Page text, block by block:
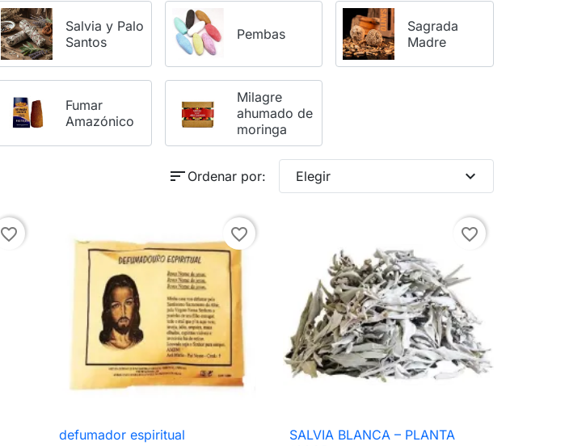
Salvia y Palo
Santos
Pembas
Sagrada
Madre
Fumar
Amazónico
Milagre
ahumado de
moringa
sort Ordenar por: Elegir expand_more
favorite_border favorite_border
 Vista rápida
defumador espiritual
favorite_border
 Vista rápida
SALVIA BLANCA – PLANTA